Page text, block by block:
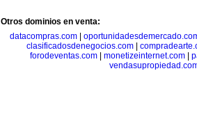
Otros dominios en venta:
datacompras.com
clasificadosdenegocios.com|
forodeventas.com| monetizeinternet.com|